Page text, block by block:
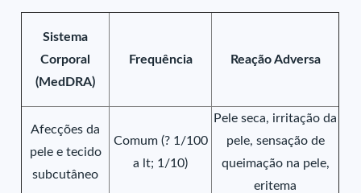
Sistema
Corporal
(MedDRA)
Frequência Reação Adversa
Afecções da
pele e tecido
subcutâneo
Comum (? 1/100
a lt; 1/10)
Pele seca, irritação da
pele, sensação de
queimação na pele,
eritema